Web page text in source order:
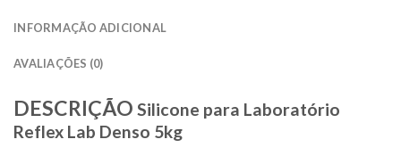
INFORMAÇÃO ADICIONAL
AVALIAÇÕES (0)
DESCRIÇÃO Silicone para Laboratório
Reflex Lab Denso 5kg